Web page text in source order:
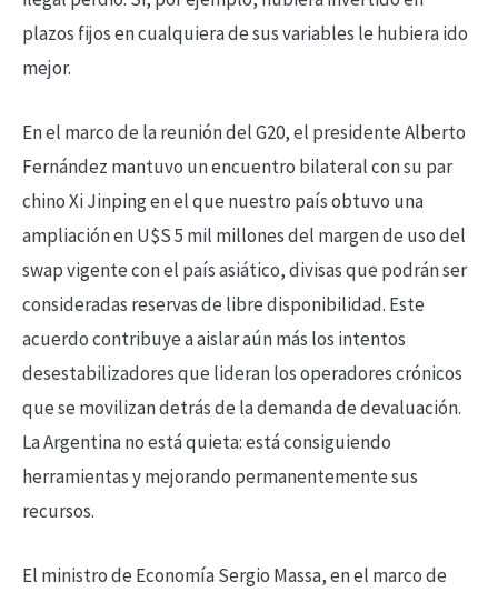
plazos fijos en cualquiera de sus variables le hubiera ido
mejor.
En el marco de la reunión del G20, el presidente Alberto
Fernández mantuvo un encuentro bilateral con su par
chino Xi Jinping en el que nuestro país obtuvo una
ampliación en U$S 5 mil millones del margen de uso del
swap vigente con el país asiático, divisas que podrán ser
consideradas reservas de libre disponibilidad. Este
acuerdo contribuye a aislar aún más los intentos
desestabilizadores que lideran los operadores crónicos
que se movilizan detrás de la demanda de devaluación.
La Argentina no está quieta: está consiguiendo
herramientas y mejorando permanentemente sus
recursos.
El ministro de Economía Sergio Massa, en el marco de